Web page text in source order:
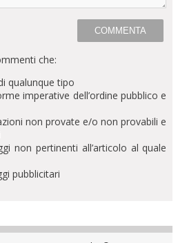
che:
qualunque tipo
imperative dell’ordine pubblico e
non provate e/o non provabili e
non pertinenti all’articolo al quale
pubblicitari